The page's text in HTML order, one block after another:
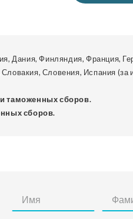
Дания, Финляндия, Франция,
Словения, Испания (за
и таможенных сборов.
сборов.